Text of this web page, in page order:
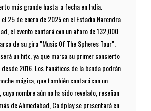
más grande hasta la fecha en India.
25 de enero de 2025 en el Estadio Narendra
el evento contará con un aforo de 132,000
de su gira "Music Of The Spheres Tour".
un hito, ya que marca su primer concierto
2016. Los fanáticos de la banda podrán
mágica, que también contará con un
nombre aún no ha sido revelado, reseñan
de Ahmedabad, Coldplay se presentará en